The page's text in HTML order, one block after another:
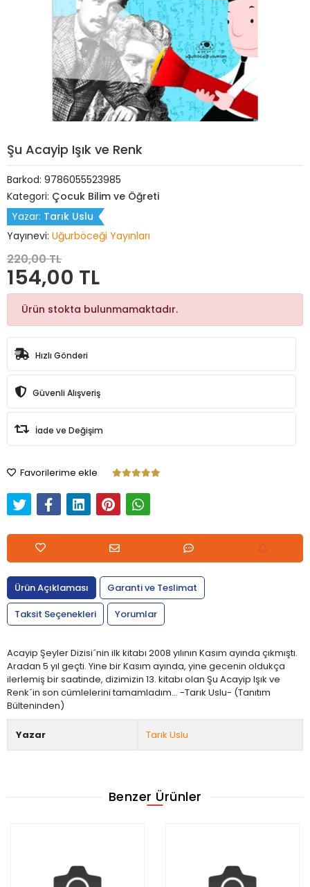
Şu Acayip Işık ve Renk
Barkod: 9786055523985
Kategori: Çocuk Bilim ve Öğreti
Yazar: Tarık Uslu
Yayınevi: Uğurböceği Yayınları
220,00 TL
154,00 TL
Ürün stokta bulunmamaktadır.
Hızlı Gönderi
Güvenli Alışveriş
İade ve Değişim
Favorilerime ekle
Ürün Açıklaması
Garanti ve Teslimat
Taksit Seçenekleri
Yorumlar
Acayip Şeyler Dizisi´nin ilk kitabı 2008 yılının Kasım ayında çıkmıştı.
Aradan 5 yıl geçti. Yine bir Kasım ayında, yine gecenin oldukça
ilerlemiş bir saatinde, dizimizin 13. kitabı olan Şu Acayip Işık ve
Renk´in son cümlelerini tamamladım... -Tarık Uslu- (Tanıtım
Bülteninden)
Yazar Tarık Uslu
Benzer Ürünler